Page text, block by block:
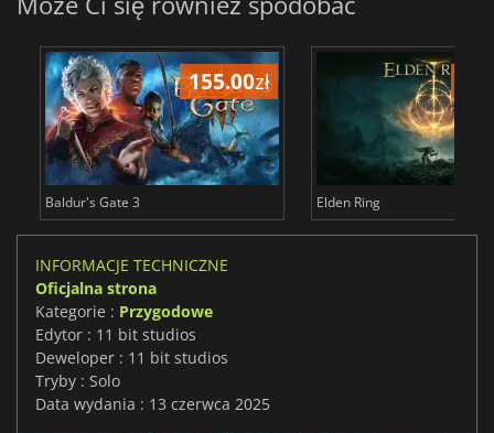
155.00zł
Baldur's Gate 3 Elden Ring
INFORMACJE TECHNICZNE
Oficjalna strona
Kategorie : Przygodowe
Edytor : 11 bit studios
Deweloper : 11 bit studios
Tryby : Solo
Data wydania : 13 czerwca 2025